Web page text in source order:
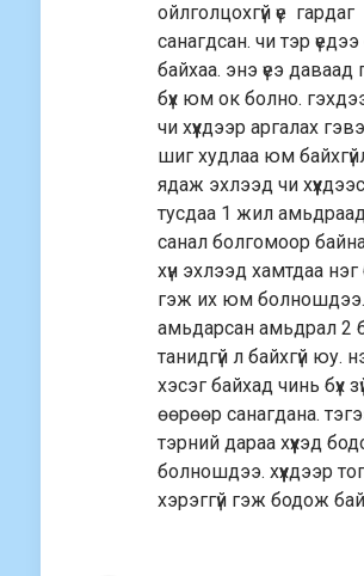
ойлголцохгүй үе гардаг
санагдсан. чи тэр
байхаа. энэ үеэ даваад
бүх юм ок болно.
чи хүүхдээр аргалах
шиг худлаа юм
ядаж эхлээд чи
тусдаа 1 жил амьдраад
санал болгомоор
хүн эхлээд хамтдаа
гэж их юм болношдээ.
амьдарсан амьдрал 2
танидгүй л байхгүй юу.
хэсэг байхад чинь бүх
өөрөөр санагдана.
тэрний дараа хүүхэд
болношдээ. хүүхдээр
хэрэггүй гэж бодож